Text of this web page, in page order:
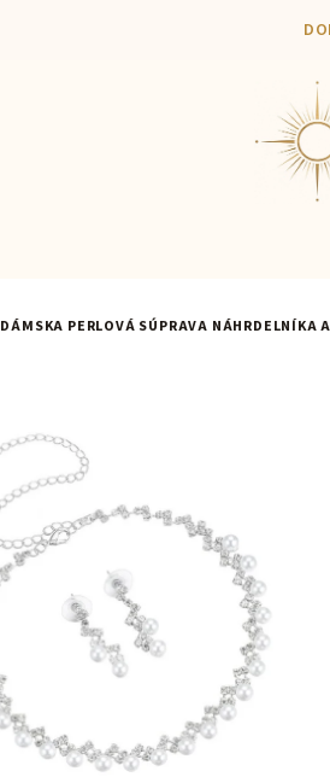
DÁMSKA PERLOVÁ SÚPRAVA NÁHRDELNÍKA